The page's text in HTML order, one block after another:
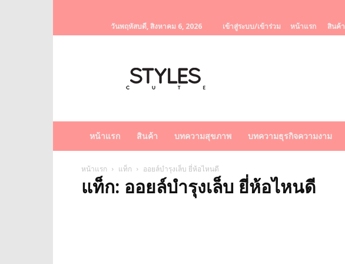
วันพฤหัสบดี, สิงหาคม 6, 2026 เข้าสู่ระบบ/เข้าร่วม หน้าแรก สินค้า
เรื่อง
ราว
ครีม
หน้า
ขาว
หน้าแรก สินค้า บทความสุขภาพ บทความธุรกิจความงาม
หน้าแรก แท็ก ออยล์บำรุงเล็บ ยี่ห้อไหนดี
แท็ก: ออยล์บำรุงเล็บ ยี่ห้อไหนดี